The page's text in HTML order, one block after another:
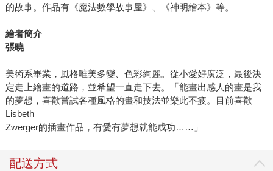
的故事。作品有《魔法數學故事屋》、《神明繪本》等。
繪者簡介
張曉
美術系畢業，風格唯美多變、色彩絢麗。從小愛好廣泛，最後決
定走上繪畫的道路，並希望一直走下去。「能畫出感人的畫是我
的夢想，喜歡嘗試各種風格的畫和技法並樂此不疲。目前喜歡
Lisbeth
Zwerger的插畫作品，有愛有夢想就能成功……」
配送方式